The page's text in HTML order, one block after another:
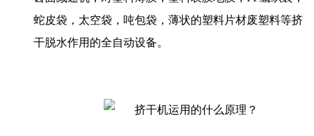
蛇皮袋，太空袋，吨包袋，薄状的塑料片材废塑料等挤
干脱水作用的全自动设备。